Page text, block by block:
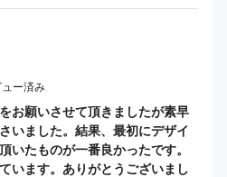
ー済み
お願いさせて頂きましたが素早
いました。結果、最初にデザイ
いたものが一番良かったです。
います。ありがとうございまし